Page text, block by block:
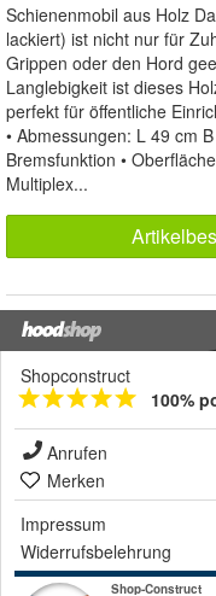
Schienenmobil aus Holz
lackiert) ist nicht nur für
Grippen oder den Hord
Langlebigkeit ist dieses
perfekt für öffentliche
• Abmessungen: L 49 cm
Bremsfunktion •
Multiplex...
Shopconstruct
100%
Anrufen
Merken
Impressum
Widerrufsbelehrung